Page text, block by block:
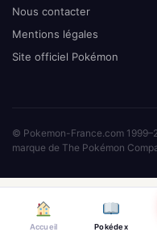
Accueil Pokédex
Nous contacter
Mentions légales
Site officiel Pokémon
© Pokemon-France.com
marque de The Pokémon